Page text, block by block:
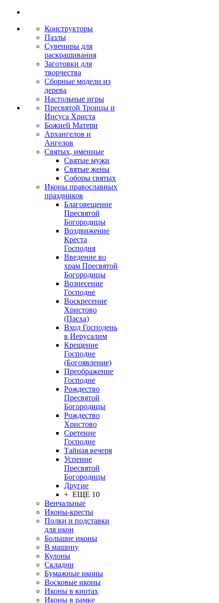
Конструкторы
Пазлы
Сувениры для
раскрашивания
Заготовки для
творчества
Сборные модели из
дерева
Настольные игры
Пресвятой Троицы и
Иисуса Христа
Божией Матери
Архангелов и
Ангелов
Святых, именные
Святые мужи
Святые жены
Соборы святых
Иконы православных
праздников
Благовещение
Пресвятой
Богородицы
Воздвижение
Креста
Господня
Введение во
храм Пресвятой
Богородицы
Вознесение
Господне
Воскресение
Христово
(Пасха)
Вход Господень
в Иерусалим
Крещение
Господне
(Богоявление)
Преображение
Господне
Рождество
Пресвятой
Богородицы
Рождество
Христово
Сретение
Господне
Тайная вечеря
Успение
Пресвятой
Богородицы
Другие
+ ЕЩЕ 10
Венчальные
Иконы-кресты
Полки и подставки
для икон
Большие иконы
В машину
Кулоны
Складни
Бумажные иконы
Восковые иконы
Иконы в киотах
Иконы в рамке